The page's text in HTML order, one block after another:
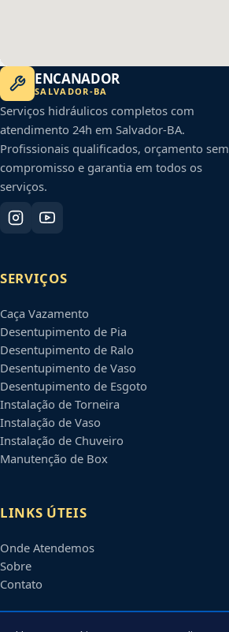
ENCANADOR
SALVADOR-BA
Serviços hidráulicos completos com
atendimento 24h em Salvador-BA.
Profissionais qualificados, orçamento sem
compromisso e garantia em todos os
serviços.
SERVIÇOS
Caça Vazamento
Desentupimento de Pia
Desentupimento de Ralo
Desentupimento de Vaso
Desentupimento de Esgoto
Instalação de Torneira
Instalação de Vaso
Instalação de Chuveiro
Manutenção de Box
LINKS ÚTEIS
Onde Atendemos
Sobre
Contato